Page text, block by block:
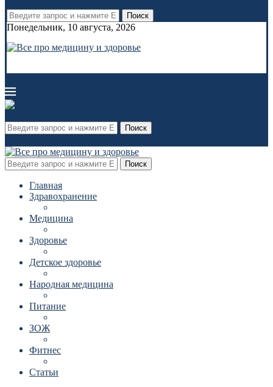
Поиск
Понедельник, 10 августа, 2026
Поиск
Поиск
Главная
Здравохранение
Медицина
Здоровье
Детское здоровье
Народная медицина
Питание
ЗОЖ
Фитнес
Статьи